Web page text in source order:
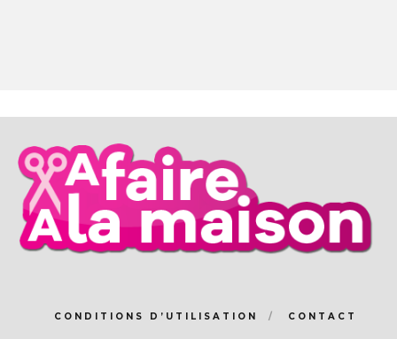
CONDITIONS D’UTILISATION CONTACT